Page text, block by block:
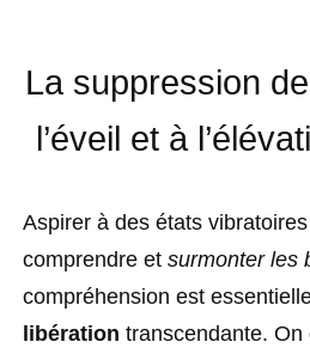
La suppression
l’éveil et à
Aspirer à des états
comprendre et surmonter les
compréhension est
libération transcendante.